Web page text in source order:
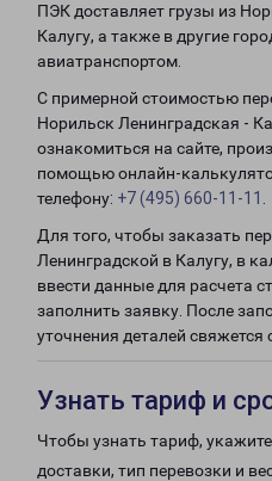
ПЭК доставляет грузы из
Калугу, а также в другие
авиатранспортом.
С примерной стоимостью
Норильск Ленинградская -
ознакомиться на сайте,
помощью онлайн-
телефону: +7 (495) 660-11-11
Для того, чтобы заказать
Ленинградской в Калугу, в
ввести данные для расчета
заполнить заявку. После
уточнения деталей свяжется
Узнать тариф и
Чтобы узнать тариф,
доставки, тип перевозки и вес